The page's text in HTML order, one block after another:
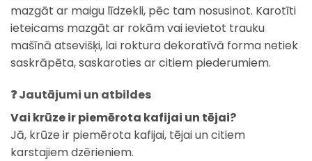
mazgāt ar maigu līdzekli, pēc tam nosusinot. Karotīti
ieteicams mazgāt ar rokām vai ievietot trauku
mašīnā atsevišķi, lai roktura dekoratīvā forma netiek
saskrāpēta, saskaroties ar citiem piederumiem.
❓ Jautājumi un atbildes
Vai krūze ir piemērota kafijai un tējai?
Jā, krūze ir piemērota kafijai, tējai un citiem
karstajiem dzērieniem.